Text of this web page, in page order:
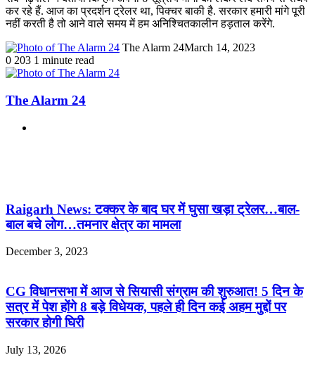
कर रहे हैं. आज का प्रदर्शन ट्रेलर था, पिक्चर बाकी है. सरकार हमारी मांगे पूरी
नहीं करती है तो आने वाले समय में हम अनिश्चितकालीन हड़ताल करेंगे.
The Alarm 24March 14, 2023
0 203 1 minute read
The Alarm 24
Raigarh News: टक्कर के बाद घर में घुसा खड़ा ट्रेलर…बाल-
बाल बचे लोग…तमनार क्षेत्र का मामला
December 3, 2023
CG विधानसभा में आज से सियासी संग्राम की शुरुआत! 5 दिन के
सत्र में पेश होंगे 8 बड़े विधेयक, पहले ही दिन कई अहम मुद्दों पर
सरकार होगी घिरी
July 13, 2026